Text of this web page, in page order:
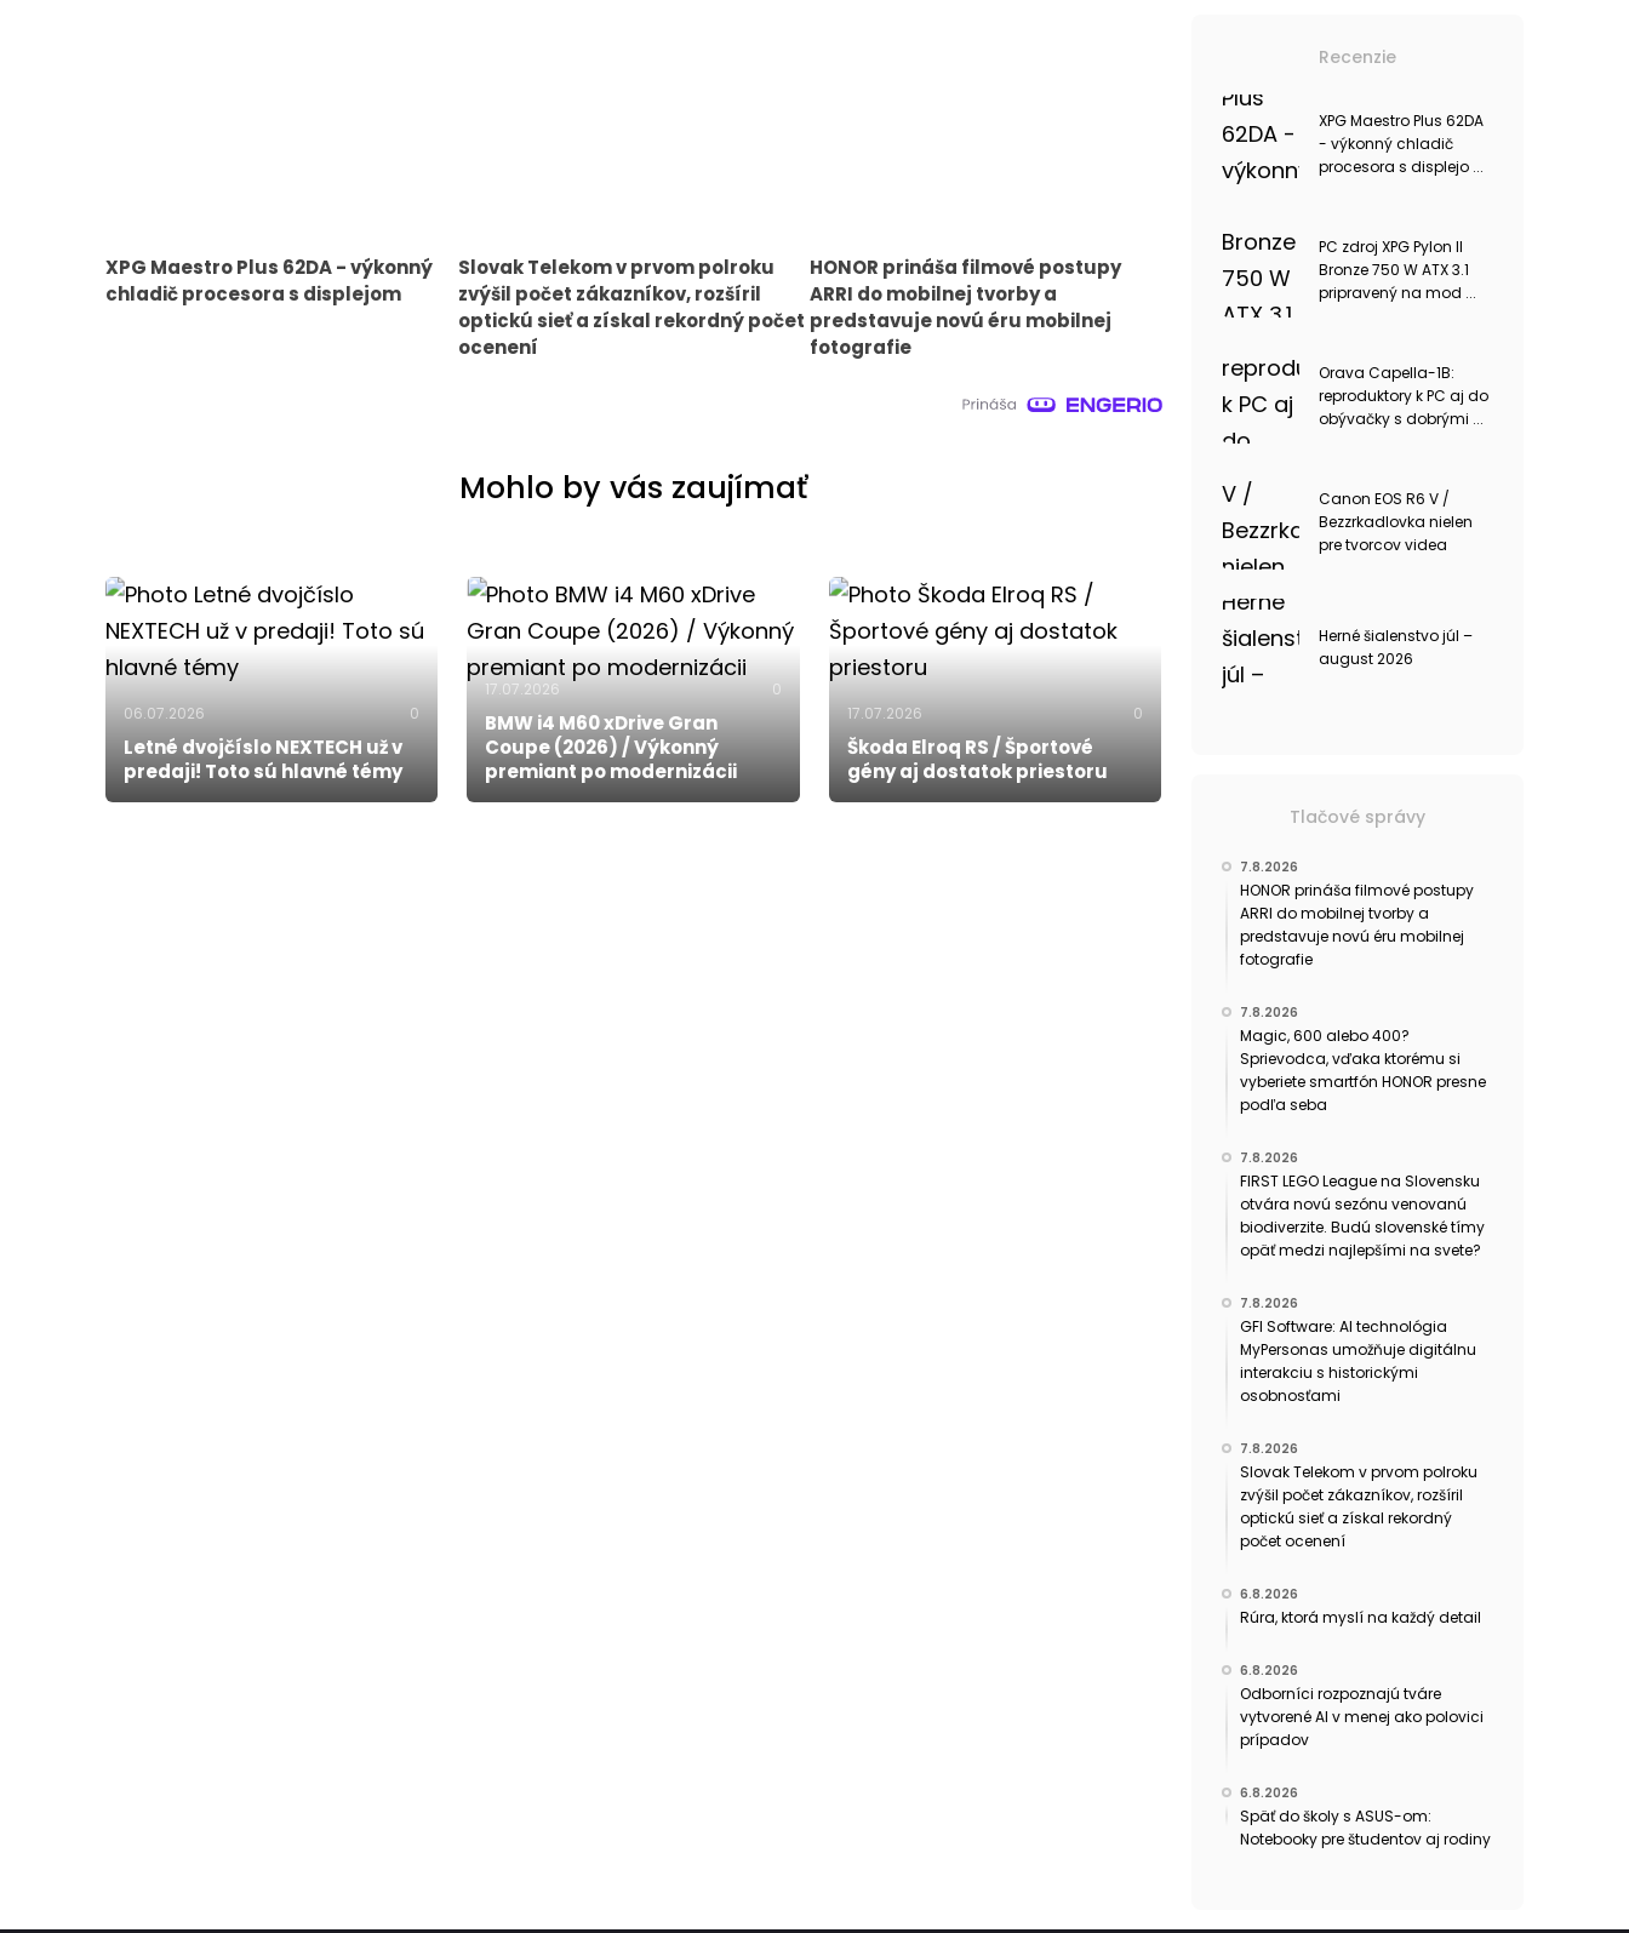
XPG Maestro Plus 62DA - výkonný
chladič procesora s displejom
Slovak Telekom v prvom polroku
zvýšil počet zákazníkov, rozšíril
optickú sieť a získal rekordný počet
ocenení
HONOR prináša filmové postupy
ARRI do mobilnej tvorby a
predstavuje novú éru mobilnej
fotografie
Mohlo by vás zaujímať
06.07.2026 0
Letné dvojčíslo NEXTECH už v
predaji! Toto sú hlavné témy
17.07.2026 0
BMW i4 M60 xDrive Gran
Coupe (2026) / Výkonný
premiant po modernizácii
17.07.2026 0
Škoda Elroq RS / Športové
gény aj dostatok priestoru
Recenzie
XPG Maestro Plus 62DA
- výkonný chladič
procesora s displejo ...
PC zdroj XPG Pylon II
Bronze 750 W ATX 3.1
pripravený na mod ...
Orava Capella-1B:
reproduktory k PC aj do
obývačky s dobrými ...
Canon EOS R6 V /
Bezzrkadlovka nielen
pre tvorcov videa
Herné šialenstvo júl –
august 2026
Tlačové správy
7.8.2026
HONOR prináša filmové postupy
ARRI do mobilnej tvorby a
predstavuje novú éru mobilnej
fotografie
7.8.2026
Magic, 600 alebo 400?
Sprievodca, vďaka ktorému si
vyberiete smartfón HONOR presne
podľa seba
7.8.2026
FIRST LEGO League na Slovensku
otvára novú sezónu venovanú
biodiverzite. Budú slovenské tímy
opäť medzi najlepšími na svete?
7.8.2026
GFI Software: AI technológia
MyPersonas umožňuje digitálnu
interakciu s historickými
osobnosťami
7.8.2026
Slovak Telekom v prvom polroku
zvýšil počet zákazníkov, rozšíril
optickú sieť a získal rekordný
počet ocenení
6.8.2026
Rúra, ktorá myslí na každý detail
6.8.2026
Odborníci rozpoznajú tváre
vytvorené AI v menej ako polovici
prípadov
6.8.2026
Späť do školy s ASUS-om:
Notebooky pre študentov aj rodiny